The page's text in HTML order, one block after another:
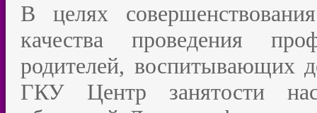
В целях
качества проведения
родителей, воспитывающих
ГКУ Центр занятости